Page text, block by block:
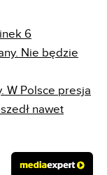
6
Nie będzie
W Polsce presja
nawet